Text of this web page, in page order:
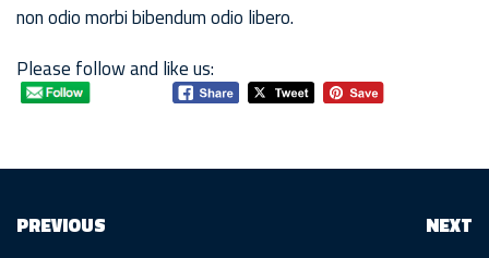
non odio morbi bibendum odio libero.
Please follow and like us:
PREVIOUS NEXT